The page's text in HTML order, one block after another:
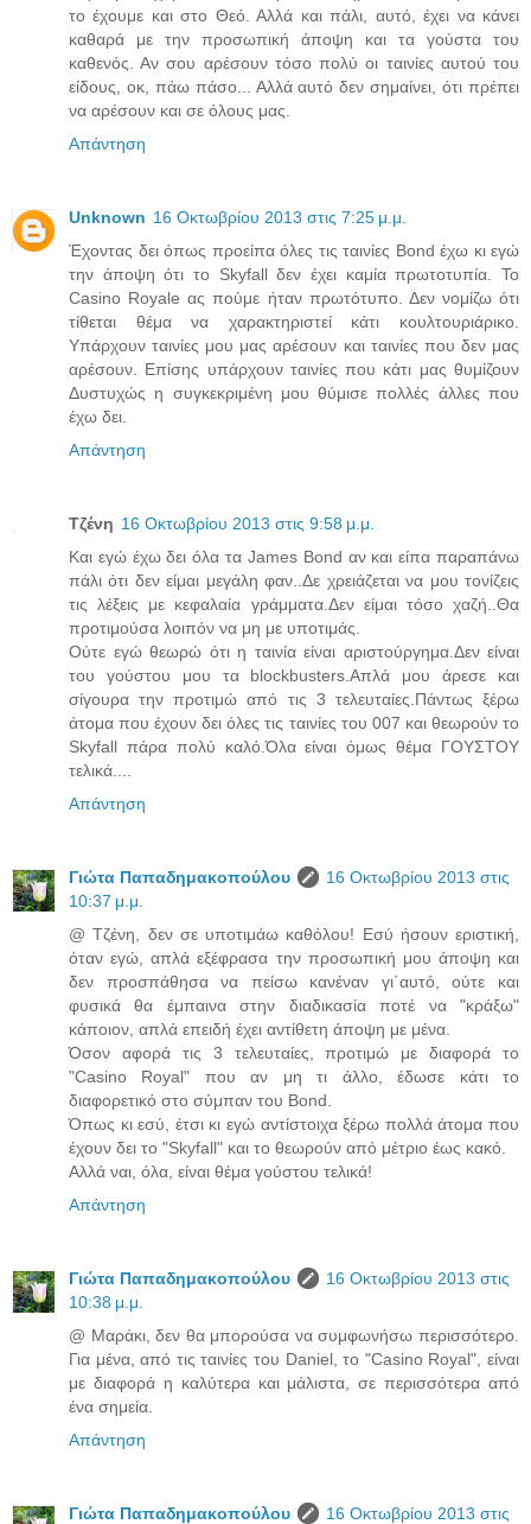
το έχουμε και στο Θεό. Αλλά και πάλι, αυτό, έχει να κάνει
καθαρά με την προσωπική άποψη και τα γούστα του
καθενός. Αν σου αρέσουν τόσο πολύ οι ταινίες αυτού του
είδους, οκ, πάω πάσο... Αλλά αυτό δεν σημαίνει, ότι πρέπει
να αρέσουν και σε όλους μας.
Απάντηση
Unknown 16 Οκτωβρίου 2013 στις 7:25 μ.μ.
Έχοντας δει όπως προείπα όλες τις ταινίες Bond έχω κι εγώ
την άποψη ότι το Skyfall δεν έχει καμία πρωτοτυπία. Το
Casino Royale ας πούμε ήταν πρωτότυπο. Δεν νομίζω ότι
τίθεται θέμα να χαρακτηριστεί κάτι κουλτουριάρικο.
Υπάρχουν ταινίες μου μας αρέσουν και ταινίες που δεν μας
αρέσουν. Επίσης υπάρχουν ταινίες που κάτι μας θυμίζουν
Δυστυχώς η συγκεκριμένη μου θύμισε πολλές άλλες που
έχω δει.
Απάντηση
Τζένη 16 Οκτωβρίου 2013 στις 9:58 μ.μ.
Και εγώ έχω δει όλα τα James Bond αν και είπα παραπάνω
πάλι ότι δεν είμαι μεγάλη φαν..Δε χρειάζεται να μου τονίζεις
τις λέξεις με κεφαλαία γράμματα.Δεν είμαι τόσο χαζή..Θα
προτιμούσα λοιπόν να μη με υποτιμάς.
Ούτε εγώ θεωρώ ότι η ταινία είναι αριστούργημα.Δεν είναι
του γούστου μου τα blockbusters.Απλά μου άρεσε και
σίγουρα την προτιμώ από τις 3 τελευταίες.Πάντως ξέρω
άτομα που έχουν δει όλες τις ταινίες του 007 και θεωρούν το
Skyfall πάρα πολύ καλό.Όλα είναι όμως θέμα ΓΟΥΣΤΟΥ
τελικά....
Απάντηση
Γιώτα Παπαδημακοπούλου
16 Οκτωβρίου 2013 στις
10:37 μ.μ.
@ Τζένη, δεν σε υποτιμάω καθόλου! Εσύ ήσουν εριστική,
όταν εγώ, απλά εξέφρασα την προσωπική μου άποψη και
δεν προσπάθησα να πείσω κανέναν γι΄αυτό, ούτε και
φυσικά θα έμπαινα στην διαδικασία ποτέ να "κράξω"
κάποιον, απλά επειδή έχει αντίθετη άποψη με μένα.
Όσον αφορά τις 3 τελευταίες, προτιμώ με διαφορά το
"Casino Royal" που αν μη τι άλλο, έδωσε κάτι το
διαφορετικό στο σύμπαν του Bond.
Όπως κι εσύ, έτσι κι εγώ αντίστοιχα ξέρω πολλά άτομα που
έχουν δει το "Skyfall" και το θεωρούν από μέτριο έως κακό.
Αλλά ναι, όλα, είναι θέμα γούστου τελικά!
Απάντηση
Γιώτα Παπαδημακοπούλου
16 Οκτωβρίου 2013 στις
10:38 μ.μ.
@ Μαράκι, δεν θα μπορούσα να συμφωνήσω περισσότερο.
Για μένα, από τις ταινίες του Daniel, το "Casino Royal", είναι
με διαφορά η καλύτερα και μάλιστα, σε περισσότερα από
ένα σημεία.
Απάντηση
Γιώτα Παπαδημακοπούλου
16 Οκτωβρίου 2013 στις